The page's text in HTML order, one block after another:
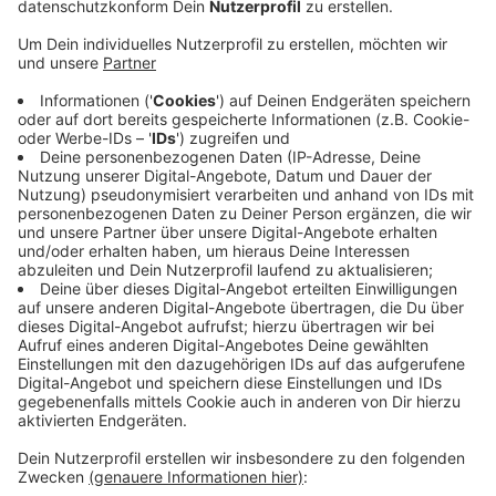
Samstag Abend den TuS Ferndorf. Anwurf ist um 19
noch jungen Saison gegen die HSG Krefeld, möchte
der TVE den ersten Heimsieg feiern. Für den TVE-
Trainer Daniel Kubeš ist das Spiel Richtungsweisend.
Bei einer Niederlage hätte seine Mannschaft nur 2
Punkte aus vier Spielen geholt. Torwart Konstantin
Madert spürt einen frischen Wind in der Mannschaft
und ist positiv gestimmt, dass es am Samstag mit
einem Sieg klappt.
In der ersten Handball-Liga spielt die HSG Nordhorn-
Lingen morgen um 16 Uhr in Wetzlar.
Anzeige